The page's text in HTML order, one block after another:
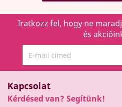
Iratkozz fel, hogy ne
és
Kapcsolat
Kérdésed van? Segítünk!